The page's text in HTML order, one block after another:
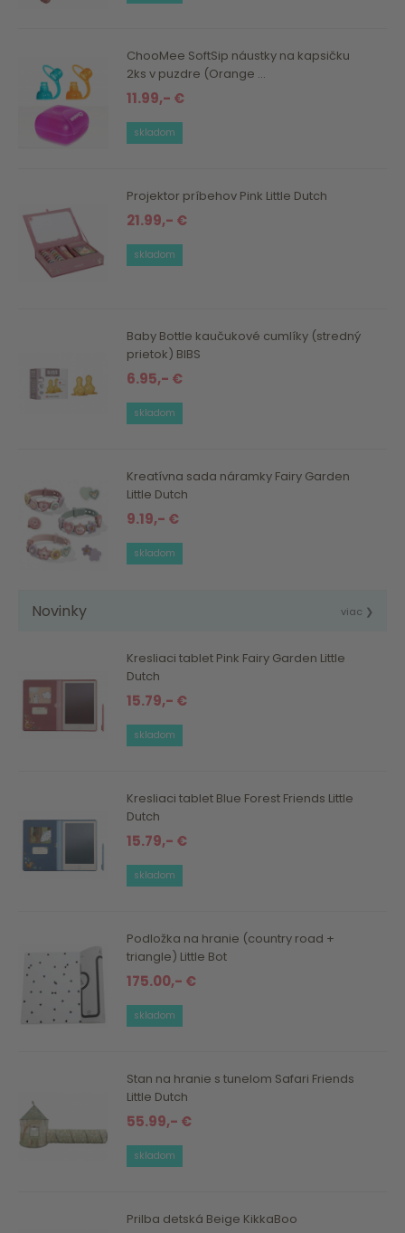
ChooMee SoftSip náustky na kapsičku
2ks v puzdre (Orange ...
11.99,- €
skladom
Projektor príbehov Pink Little Dutch
21.99,- €
skladom
Baby Bottle kaučukové cumlíky (stredný
prietok) BIBS
6.95,- €
skladom
Kreatívna sada náramky Fairy Garden
Little Dutch
9.19,- €
skladom
Novinky viac ❯
Kresliaci tablet Pink Fairy Garden Little
Dutch
15.79,- €
skladom
Kresliaci tablet Blue Forest Friends Little
Dutch
15.79,- €
skladom
Podložka na hranie (country road +
triangle) Little Bot
175.00,- €
skladom
Stan na hranie s tunelom Safari Friends
Little Dutch
55.99,- €
skladom
Prilba detská Beige KikkaBoo